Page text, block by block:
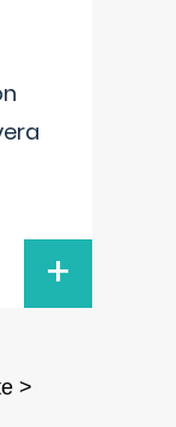
+
>